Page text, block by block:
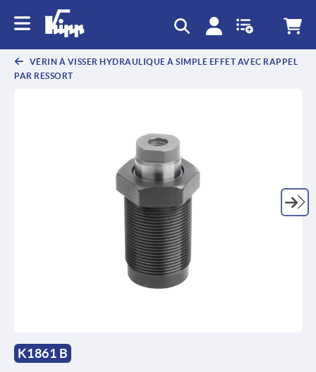
VÉRIN À VISSER HYDRAULIQUE À SIMPLE EFFET AVEC RAPPEL
PAR RESSORT
K1861 B